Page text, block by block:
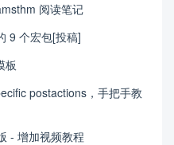
阅读笔记
9 个宏包[投稿]
板
postactions，手把手教
- 增加视频教程